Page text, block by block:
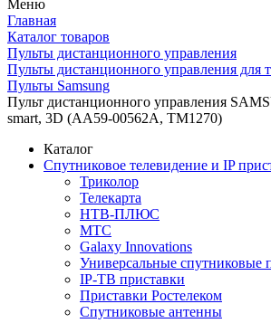
Меню
Главная
Каталог товаров
Пульты дистанционного управления
Пульты дистанционного управления для
Пульты Samsung
Пульт дистанционного управления
smart, 3D (AA59-00562A, TM1270)
Каталог
Спутниковое телевидение и IP
Триколор
Телекарта
НТВ-ПЛЮС
МТС
Galaxy Innovations
Универсальные спутниковые
IP-ТВ приставки
Приставки Ростелеком
Спутниковые антенны